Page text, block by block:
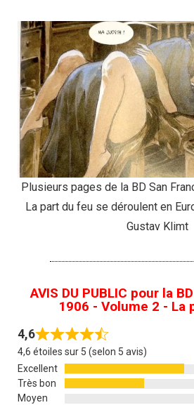
Plusieurs pages de la BD San
La part du feu se déroulent en
Gustav Klimt
AVIS DU PUBLIC pour la
1906 - Volume 2 - La
4,6
4,6 étoiles sur 5 (selon 5 avis)
Excellent
Très bon
Moyen